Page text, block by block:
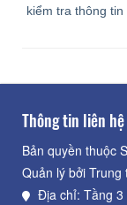
kiểm tra thông tin
Thông tin liên hệ
Bản quyền thuộc
Quản lý bởi
Địa chỉ: Tầng 3